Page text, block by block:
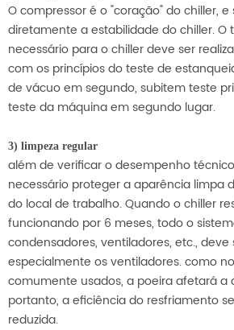
O compressor é o "coração" do chiller,
diretamente a estabilidade do chiller. O
necessário para o chiller deve ser
com os princípios do teste de
de vácuo em segundo, subitem teste
teste da máquina em segundo lugar.
3) limpeza regular
além de verificar o desempenho
necessário proteger a aparência limpa
do local de trabalho. Quando o chiller
funcionando por 6 meses, todo o
condensadores, ventiladores, etc., deve
especialmente os ventiladores. como
comumente usados, a poeira afetará a
portanto, a eficiência do resfriamento
reduzida.